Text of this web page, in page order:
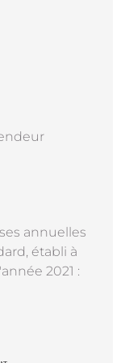
annuelles
établi à
2021 :